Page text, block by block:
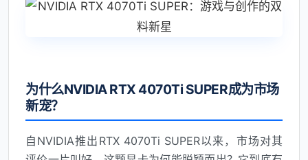
为什么NVIDIA RTX 4070Ti SUPER成为市场
新宠？
自NVIDIA推出RTX 4070Ti SUPER以来，市场对其